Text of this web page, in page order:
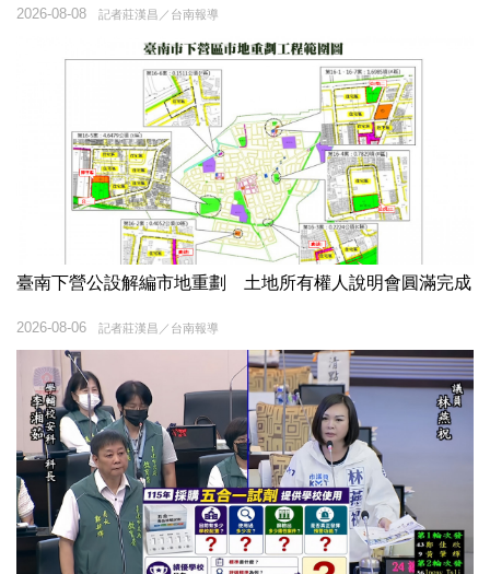
記者莊漢昌／台南報導
2026-08-08
臺南下營公設解編市地重劃 土地所有權人說明會圓滿完成
記者莊漢昌／台南報導
2026-08-06